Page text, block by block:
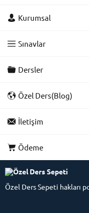
Kurumsal
Sınavlar
Dersler
Özel Ders(Blog)
İletişim
Ödeme
Özel Ders Sepeti hakları